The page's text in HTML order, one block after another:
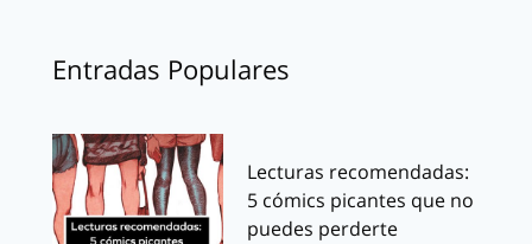
Entradas Populares
Lecturas recomendadas:
5 cómics picantes que no
puedes perderte